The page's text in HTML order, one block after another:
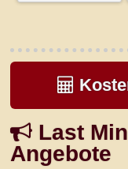
Last
Angebote